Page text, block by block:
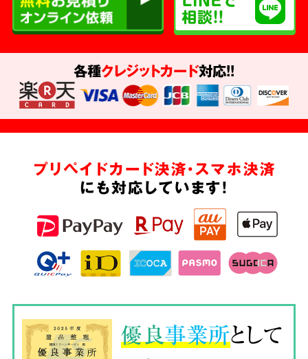
各種クレジットカード対応!!
プリペイドカード決済・スマホ決済
にも対応しています!
優良事業所として